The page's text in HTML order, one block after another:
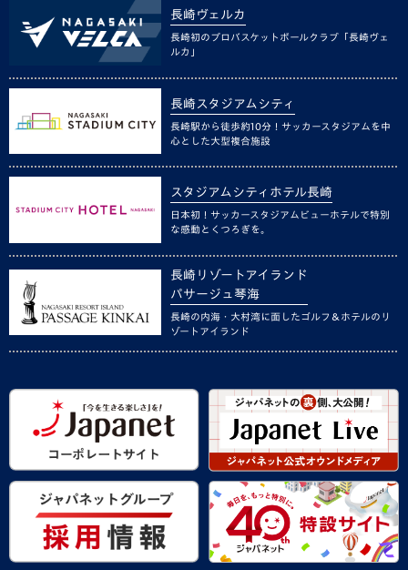
長崎ヴェルカ
長崎初のプロバスケットボールクラブ「長崎ヴェ
ルカ」
長崎スタジアムシティ
長崎駅から徒歩約10分！サッカースタジアムを中
心とした大型複合施設
スタジアムシティホテル長崎
日本初！サッカースタジアムビューホテルで特別
な感動とくつろぎを。
長崎リゾートアイランド
パサージュ琴海
長崎の内海・大村湾に面したゴルフ＆ホテルのリ
ゾートアイランド